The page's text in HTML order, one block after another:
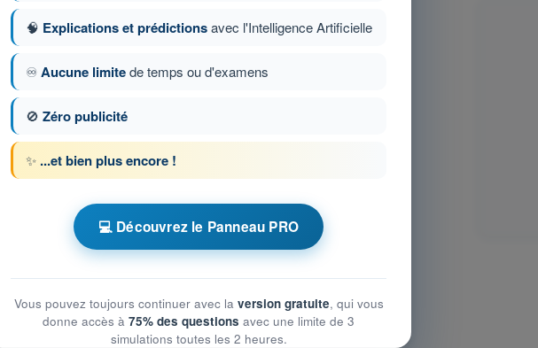
333 sur 1358 Question suivante
ATPL - Licence de pilote de ligne
contrôle de la circulation aérienne
contrôle de la circulation aérienne
🧠 Explications et prédictionsavec l'Intelligence Artificielle
♾️Aucune limitede temps ou d'examens
🚫 Zéro publicité
✨ ...et bien plus encore !
💻 Découvrez le Panneau PRO
Vous pouvez toujours continuer avec la version gratuite, qui vous
donne accès à 75% des questions avec une limite de 3
simulations toutes les 2 heures.